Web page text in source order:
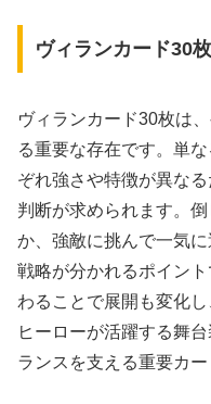
ヴィランカード30
ヴィランカード30枚は
る重要な存在です。単
ぞれ強さや特徴が異な
判断が求められます。
か、強敵に挑んで一気
戦略が分かれるポイン
わることで展開も変化
ヒーローが活躍する舞
ランスを支える重要カー